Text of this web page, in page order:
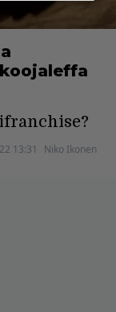
13:31 Niko Ikonen